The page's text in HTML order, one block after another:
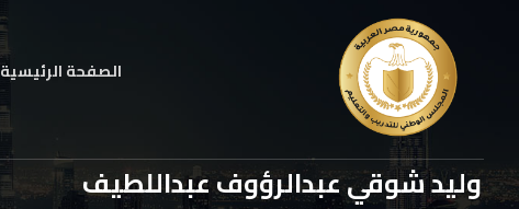
الصفحة الرئيسية
وليد شوقي عبدالرؤوف عبداللطيف